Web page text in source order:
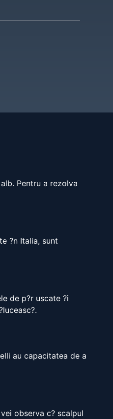
Pentru a rezolva
?n Italia, sunt
de p?r uscate ?i
au capacitatea de a
observa c? scalpul